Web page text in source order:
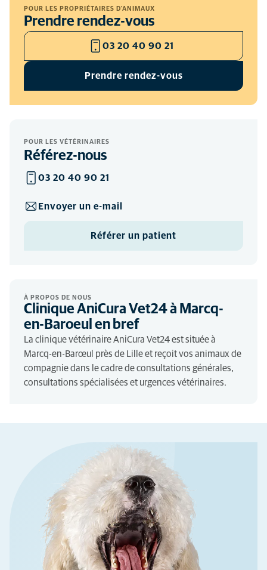
POUR LES PROPRIÉTAIRES D'ANIMAUX
Prendre rendez-vous
03 20 40 90 21
Prendre rendez-vous
POUR LES VÉTÉRINAIRES
Référez-nous
03 20 40 90 21
Envoyer un e-mail
Référer un patient
À PROPOS DE NOUS
Clinique AniCura Vet24 à Marcq-
en-Baroeul en bref
La clinique vétérinaire AniCura Vet24 est située à
Marcq-en-Barœul près de Lille et reçoit vos animaux de
compagnie dans le cadre de consultations générales,
consultations spécialisées et urgences vétérinaires.